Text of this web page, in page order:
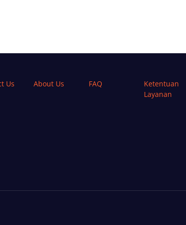
Us About Us FAQ
Ketentuan
Layanan